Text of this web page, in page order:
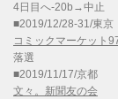
4日目へ-20b→中止
■2019/12/28-31/東京
コミックマーケット
落選
■2019/11/17/京都
文々。新聞友の会